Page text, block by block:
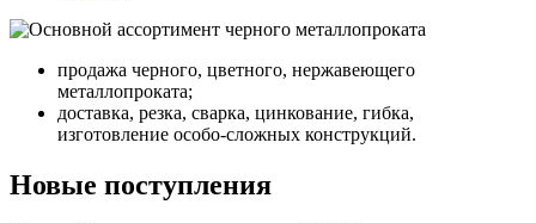
продажа черного, цветного, нержавеющего
металлопроката;
доставка, резка, сварка, цинкование, гибка,
изготовление особо-сложных конструкций.
Новые поступления